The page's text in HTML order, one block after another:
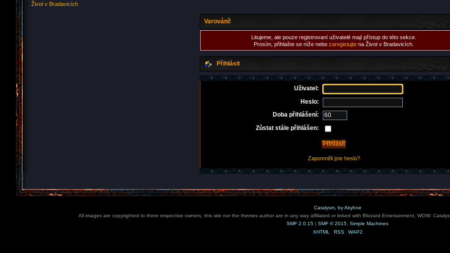
Život v Bradavicích
Varování!
Litujeme, ale pouze registrovaní uživatelé mají přístup do této sekce.
Prosím, přihlašte se níže nebo zaregistujte na Život v Bradavicích.
Přihlásit
Uživatel:
Heslo:
Doba přihlášení:
Zůstat stále přihlášen:
Zapomněli jste heslo?
Catalysm, by Akyhne
All images are copyrighted to there respective owners, this site nor the themes author are in any way affiliated or linked with Blizzard Entertainment, WOW:
SMF 2.0.15 | SMF © 2015 Simple Machines
XHTML
RSS WAP2